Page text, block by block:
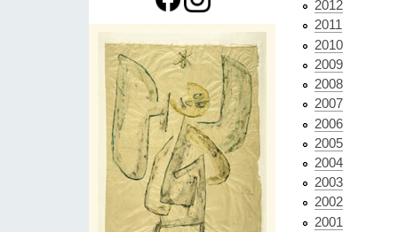
2012
2011
2010
2009
2008
2007
2006
2005
2004
2003
2002
2001